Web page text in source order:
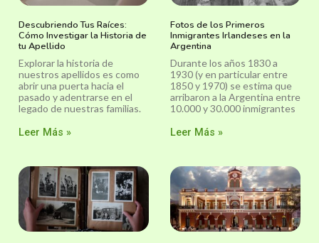
Descubriendo Tus Raíces:
Cómo Investigar la Historia de
tu Apellido
Explorar la historia de
nuestros apellidos es como
abrir una puerta hacia el
pasado y adentrarse en el
legado de nuestras familias.
Leer Más »
Fotos de los Primeros
Inmigrantes Irlandeses en la
Argentina
Durante los años 1830 a
1930 (y en particular entre
1850 y 1970) se estima que
arribaron a la Argentina entre
10.000 y 30.000 inmigrantes
Leer Más »